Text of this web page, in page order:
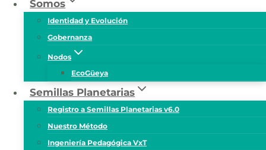
Somos
Identidad y Evolución
Gobernanza
Nodos
EcoGüeya
Semillas Planetarias
Registro a Semillas Planetarias v6.0
Nuestro Método
Ingeniería Pedagógica VxT